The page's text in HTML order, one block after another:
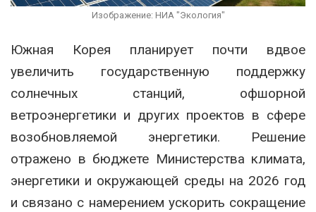
Изображение: НИА "Экология"
Южная Корея планирует почти вдвое
увеличить государственную поддержку
солнечных станций, офшорной
ветроэнергетики и других проектов в сфере
возобновляемой энергетики. Решение
отражено в бюджете Министерства климата,
энергетики и окружающей среды на 2026 год
и связано с намерением ускорить сокращение